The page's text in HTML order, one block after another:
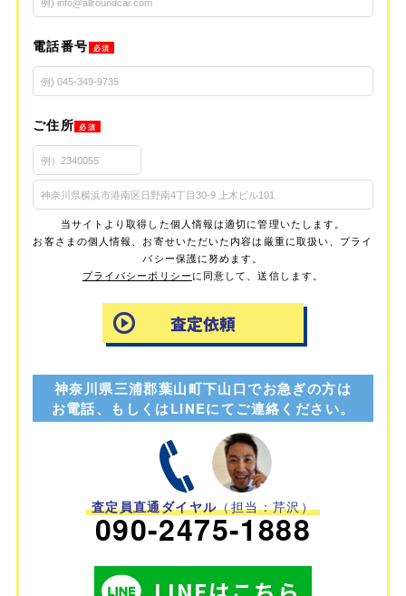
電話番号 必須
ご住所 必須
当サイトより取得した個人情報は適切に管理いたします。
お客さまの個人情報、お寄せいただいた内容は厳重に取扱い、プライ
バシー保護に努めます。
プライバシーポリシーに同意して、送信します。
神奈川県三浦郡葉山町下山口でお急ぎの方は
お電話、もしくはLINEにてご連絡ください。
査定員直通ダイヤル（担当：芹沢）
090-2475-1888